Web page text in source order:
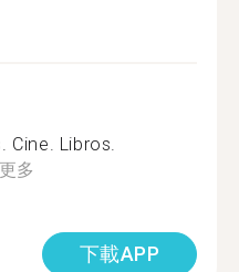
Cine. Libros.
多
下載APP